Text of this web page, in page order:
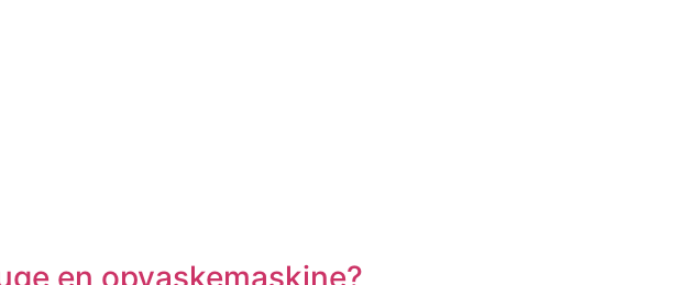
en opvaskemaskine?